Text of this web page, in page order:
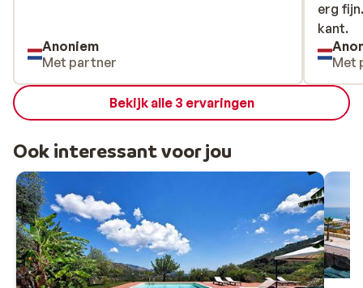
Anoniem
Met partner
erg
kant.
erg
kant.
Met
Bekijk alle 3 ervaringen
Ook interessant voor jou